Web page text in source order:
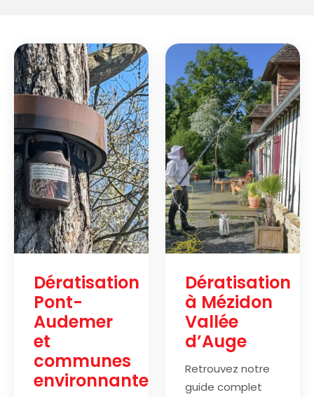
Dératisation
Pont-
Audemer
et
communes
environnantes
Dératisation
à Mézidon
Vallée
d’Auge
Retrouvez notre
guide complet